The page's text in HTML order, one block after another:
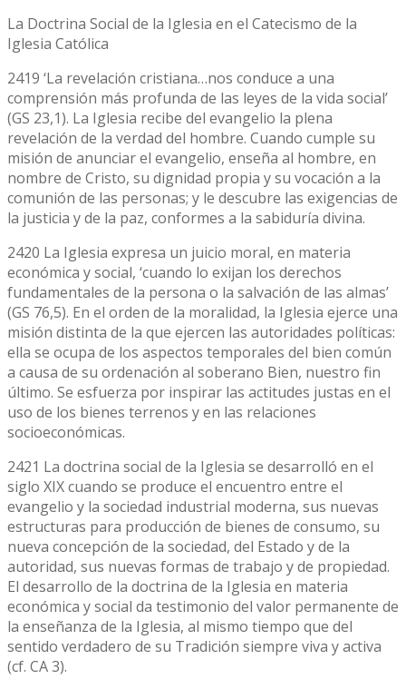
La Doctrina Social de la Iglesia en el Catecismo de la
Iglesia Católica
2419 ‘La revelación cristiana…nos conduce a una
comprensión más profunda de las leyes de la vida social’
(GS 23,1). La Iglesia recibe del evangelio la plena
revelación de la verdad del hombre. Cuando cumple su
misión de anunciar el evangelio, enseña al hombre, en
nombre de Cristo, su dignidad propia y su vocación a la
comunión de las personas; y le descubre las exigencias de
la justicia y de la paz, conformes a la sabiduría divina.
2420 La Iglesia expresa un juicio moral, en materia
económica y social, ‘cuando lo exijan los derechos
fundamentales de la persona o la salvación de las almas’
(GS 76,5). En el orden de la moralidad, la Iglesia ejerce una
misión distinta de la que ejercen las autoridades políticas:
ella se ocupa de los aspectos temporales del bien común
a causa de su ordenación al soberano Bien, nuestro fin
último. Se esfuerza por inspirar las actitudes justas en el
uso de los bienes terrenos y en las relaciones
socioeconómicas.
2421 La doctrina social de la Iglesia se desarrolló en el
siglo XIX cuando se produce el encuentro entre el
evangelio y la sociedad industrial moderna, sus nuevas
estructuras para producción de bienes de consumo, su
nueva concepción de la sociedad, del Estado y de la
autoridad, sus nuevas formas de trabajo y de propiedad.
El desarrollo de la doctrina de la Iglesia en materia
económica y social da testimonio del valor permanente de
la enseñanza de la Iglesia, al mismo tiempo que del
sentido verdadero de su Tradición siempre viva y activa
(cf. CA 3).